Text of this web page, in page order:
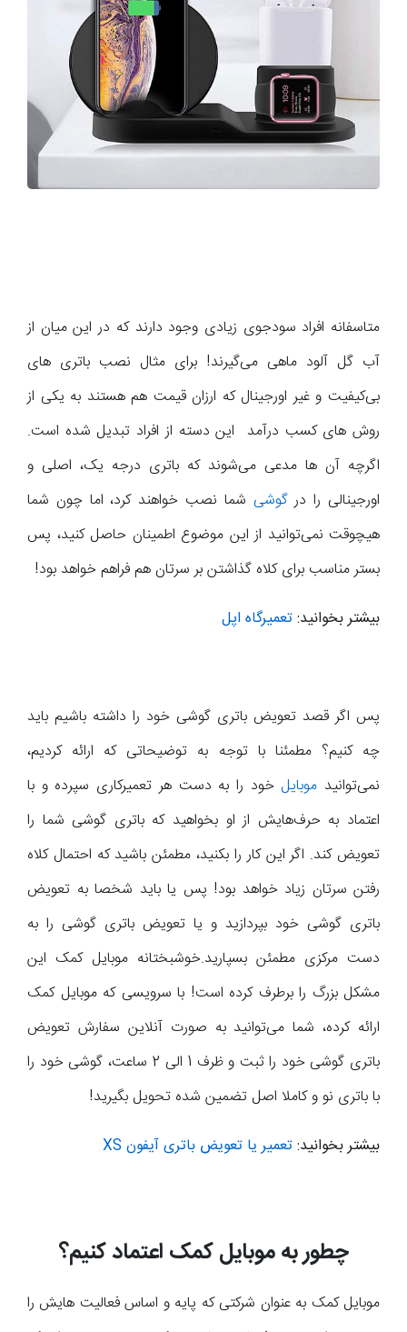
متاسفانه افراد سودجوی زیادی وجود دارند که در این میان از
آب گل آلود ماهی می‌گیرند! برای مثال نصب باتری های
بی‌کیفیت و غیر اورجینال که ارزان قیمت هم هستند به یکی از
روش های کسب درآمد این دسته از افراد تبدیل شده است.
اگرچه آن ها مدعی می‌شوند که باتری درجه یک، اصلی و
اورجینالی را درگوشی شما نصب خواهند کرد، اما چون شما
هیچوقت نمی‌توانید از این موضوع اطمینان حاصل کنید، پس
بستر مناسب برای کلاه گذاشتن بر سرتان هم فراهم خواهد بود!
بیشتر بخوانید:تعمیرگاه اپل
پس اگر قصد تعویض باتری گوشی خود را داشته باشیم باید
چه کنیم؟ مطمئنا با توجه به توضیحاتی که ارائه کردیم،
نمی‌توانید موبایلخود را به دست هر تعمیرکاری سپرده و با
اعتماد به حرف‌هایش از او بخواهید که باتری گوشی شما را
تعویض کند. اگر این کار را بکنید، مطمئن باشید که احتمال کلاه
رفتن سرتان زیاد خواهد بود! پس یا باید شخصا به تعویض
باتری گوشی خود بپردازید و یا تعویض باتری گوشی را به
دست مرکزی مطمئن بسپارید.خوشبختانه موبایل کمک این
مشکل بزرگ را برطرف کرده است! با سرویسی که موبایل کمک
ارائه کرده، شما می‌توانید به صورت آنلاین سفارش تعویض
باتری گوشی خود را ثبت و ظرف 1 الی 2 ساعت، گوشی خود را
با باتری نو و کاملا اصل تضمین شده تحویل بگیرید!
بیشتر بخوانید:تعمیر یا تعویض باتری آیفون XS
چطور به موبایل کمک اعتماد کنیم؟
موبایل کمک به عنوان شرکتی که پایه و اساس فعالیت هایش را